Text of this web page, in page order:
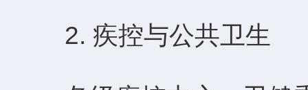
2. 疾控与公共卫生